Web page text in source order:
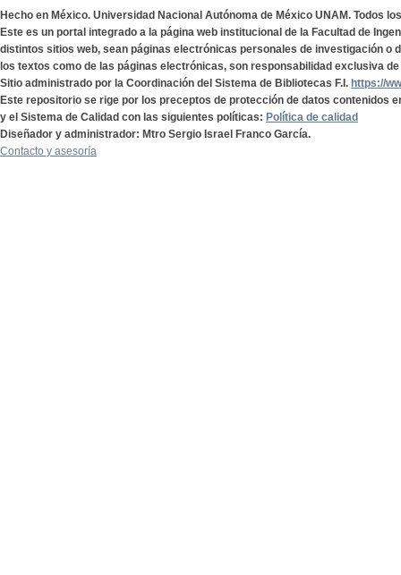
Hecho en México. Universidad Nacional Autónoma de México UNAM. Todos
Este es un portal integrado a la página web institucional de la Facultad de
distintos sitios web, sean páginas electrónicas personales de investigación o
los textos como de las páginas electrónicas, son responsabilidad exclusiva
Sitio administrado por la Coordinación del Sistema de Bibliotecas F.I. https://
Este repositorio se rige por los preceptos de protección de datos contenidos
y el Sistema de Calidad con las siguientes políticas: Política de calidad
Diseñador y administrador: Mtro Sergio Israel Franco García.
Contacto y asesoría